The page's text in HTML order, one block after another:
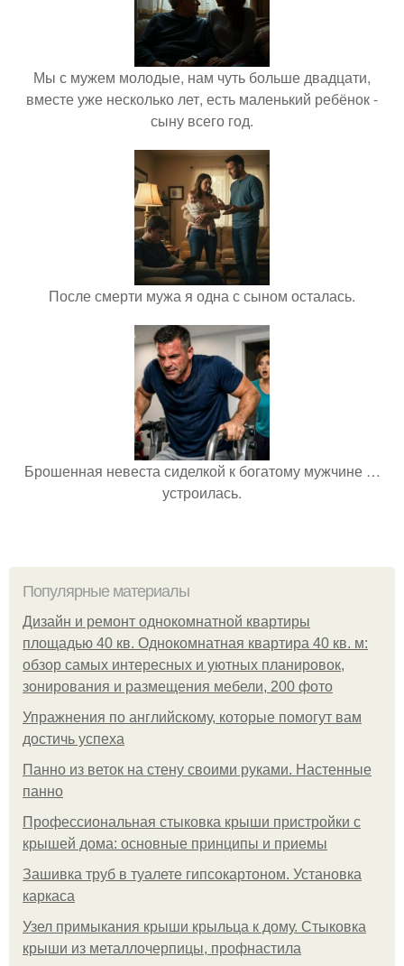
Мы с мужем молодые, нам чуть больше двадцати,
вместе уже несколько лет, есть маленький ребёнок -
сыну всего год.
После смерти мужа я одна с сыном осталась.
Брошенная невеста сиделкой к богатому мужчине …
устроилась.
Популярные материалы
Дизайн и ремонт однокомнатной квартиры
площадью 40 кв. Однокомнатная квартира 40 кв. м:
обзор самых интересных и уютных планировок,
зонирования и размещения мебели, 200 фото
Упражнения по английскому, которые помогут вам
достичь успеха
Панно из веток на стену своими руками. Настенные
панно
Профессиональная стыковка крыши пристройки с
крышей дома: основные принципы и приемы
Зашивка труб в туалете гипсокартоном. Установка
каркаса
Узел примыкания крыши крыльца к дому. Стыковка
крыши из металлочерпицы, профнастила